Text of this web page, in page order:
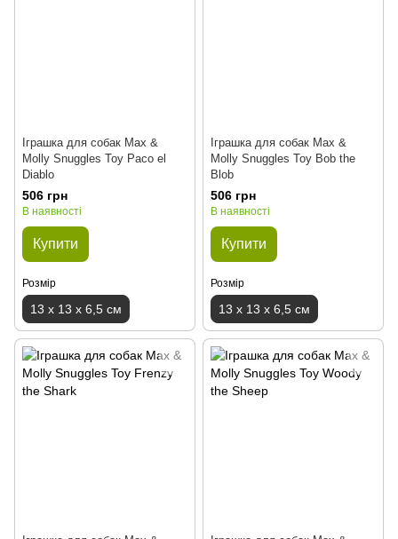
Іграшка для собак Max &
Molly Snuggles Toy Paco el
Diablo
506 грн
В наявності
Купити
Розмір
13 x 13 x 6,5 см
Іграшка для собак Max &
Molly Snuggles Toy Bob the
Blob
506 грн
В наявності
Купити
Розмір
13 x 13 x 6,5 см